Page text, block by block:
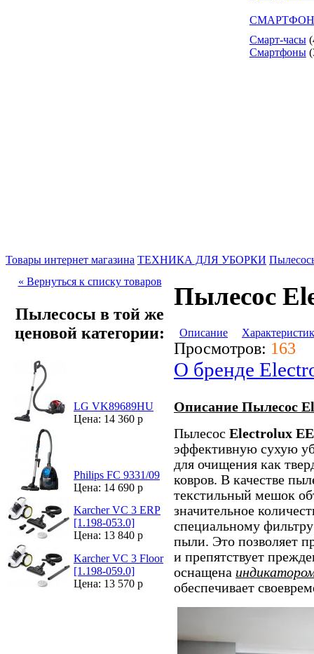
Смарт-часы
Смартфоны
Товары интернет магазина ТЕХНИКА ДЛЯ УБОРКИ
« Вернуться к списку товаров
Пылесосы в той же
ценовой категории:
LG VK89689HU
Цена: 14 360 р
Philips FC 9331/09
Цена: 14 690 р
Karcher VC 3 ERP
[1.198-053.0]
Цена: 13 840 р
Karcher VC 3 Floor
[1.198-059.0]
Цена: 13 570 р
Пылесос
Описание
Просмотров: 163
О бренде
Описание Пылесос
Пылесос Electrolux
эффективную сухую
для очищения как
ковров. В качестве
текстильный мешок
значительное
специальному
пыли. Это позволяет
и препятствует
оснащена
обеспечивает